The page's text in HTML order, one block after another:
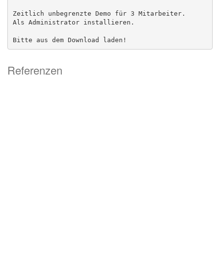
Zeitlich unbegrenzte Demo für 3 Mitarbeiter.
Als Administrator installieren.
Bitte aus dem Download laden!
Referenzen